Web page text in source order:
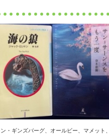
・ギンズバーグ、オールビー、マメット、